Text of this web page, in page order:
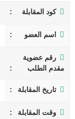
كود المقابلة
اسم العضو
رقم عضوية
مقدم الطلب
تاريخ المقابلة
وقت المقابلة